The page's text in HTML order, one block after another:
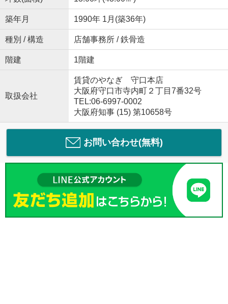
築年月 1990年 1月(築36年)
種別 / 構造 店舗事務所 / 鉄骨造
階建 1階建
取扱会社
賃貸のやなぎ 守口本店
大阪府守口市寺内町２丁目7番32号
TEL:06-6997-0002
大阪府知事 (15) 第10658号
お問い合わせ(無料)